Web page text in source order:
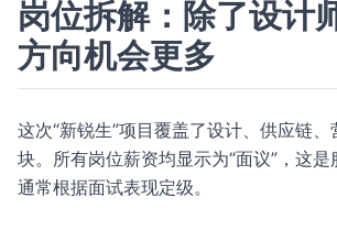
岗位拆解：除了设计
方向机会更多
这次“新锐生”项目覆盖了设计、供应链
块。所有岗位薪资均显示为“面议”，这是
通常根据面试表现定级。